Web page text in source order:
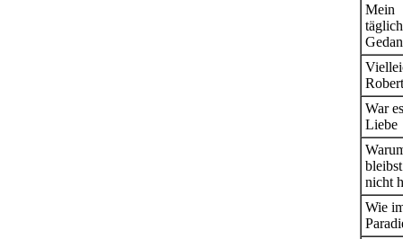
Mein
Robert
War es
Liebe
nicht
Wie